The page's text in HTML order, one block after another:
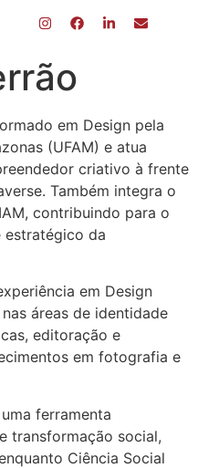
em Design pela
(UFAM) e atua
criativo à frente
Também integra o
contribuindo para o
da
em Design
áreas de identidade
editoração e
em fotografia e
ferramenta
transformação social,
Ciência Social